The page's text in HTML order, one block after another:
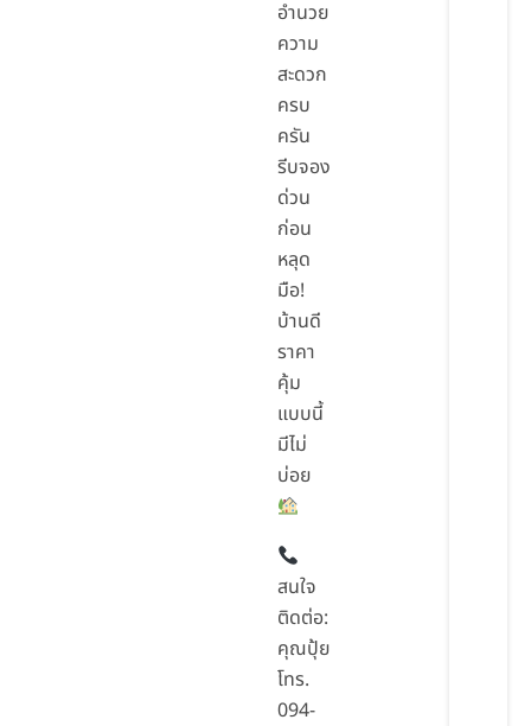
อำนวย
ความ
สะดวก
ครบ
ครัน
รีบจอง
ด่วน
ก่อน
หลุด
มือ!
บ้านดี
ราคา
คุ้ม
แบบนี้
มีไม่
บ่อย
สนใจ
ติดต่อ:
คุณปุ้ย
โทร.
094-